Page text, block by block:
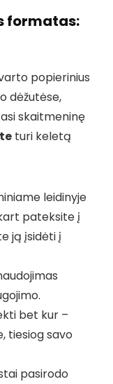
formatas:
popierinius
dėžutėse,
skaitmeninę
turi keletą
leidinyje
pateksite į
ją įsidėti į
bet kur –
tiesiog savo
pasirodo